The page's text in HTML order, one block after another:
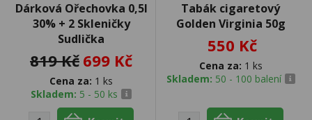
Dárková Ořechovka 0,5l
30% + 2 Skleničky
Sudlička
819 Kč 699 Kč
Cena za: 1 ks
Skladem: 5 - 50 ks
Tabák cigaretový
Golden Virginia 50g
550 Kč
Cena za: 1 ks
Skladem: 50 - 100 balení